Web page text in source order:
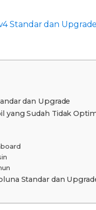
Standar dan Upgrade
dan Upgrade
yang Sudah Tidak
Standar dan